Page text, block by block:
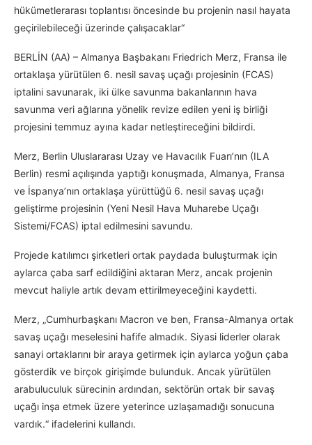
hükümetlerarası toplantısı öncesinde bu projenin nasıl hayata
geçirilebileceği üzerinde çalışacaklar“
BERLİN (AA) – Almanya Başbakanı Friedrich Merz, Fransa ile
ortaklaşa yürütülen 6. nesil savaş uçağı projesinin (FCAS)
iptalini savunarak, iki ülke savunma bakanlarının hava
savunma veri ağlarına yönelik revize edilen yeni iş birliği
projesini temmuz ayına kadar netleştireceğini bildirdi.
Merz, Berlin Uluslararası Uzay ve Havacılık Fuarı’nın (ILA
Berlin) resmi açılışında yaptığı konuşmada, Almanya, Fransa
ve İspanya’nın ortaklaşa yürüttüğü 6. nesil savaş uçağı
geliştirme projesinin (Yeni Nesil Hava Muharebe Uçağı
Sistemi/FCAS) iptal edilmesini savundu.
Projede katılımcı şirketleri ortak paydada buluşturmak için
aylarca çaba sarf edildiğini aktaran Merz, ancak projenin
mevcut haliyle artık devam ettirilmeyeceğini kaydetti.
Merz, „Cumhurbaşkanı Macron ve ben, Fransa-Almanya ortak
savaş uçağı meselesini hafife almadık. Siyasi liderler olarak
sanayi ortaklarını bir araya getirmek için aylarca yoğun çaba
gösterdik ve birçok girişimde bulunduk. Ancak yürütülen
arabuluculuk sürecinin ardından, sektörün ortak bir savaş
uçağı inşa etmek üzere yeterince uzlaşamadığı sonucuna
vardık.“ ifadelerini kullandı.